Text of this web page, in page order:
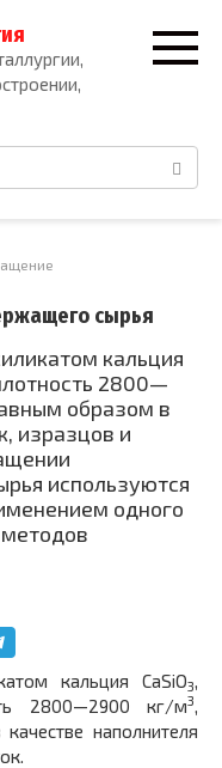
сырья
кальция
2800—
образом в
изразцов и
используются
одного
кальция CaSiO3,
2800—2900 кг/м3,
наполнителя